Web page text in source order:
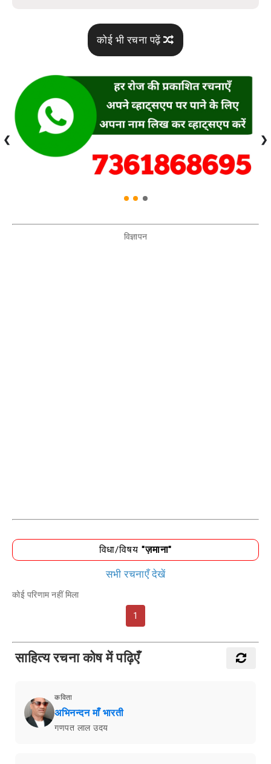
कोई भी रचना पढ़ें
❮ ❯
विज्ञापन
विधा/विषय "ज़माना"
सभी रचनाएँ देखें
कोई परिणाम नहीं मिला
1
साहित्य रचना कोष में पढ़िएँ
कविता
अभिनन्दन माँ भारती
गणपत लाल उदय